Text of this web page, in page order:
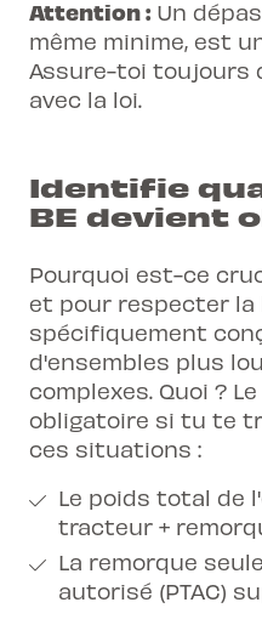
Attention : Un
même minime, est
Assure-toi toujours
avec la loi.
Identifie
BE devient
Pourquoi est-ce
et pour respecter la
spécifiquement
d'ensembles plus
complexes. Quoi ?
obligatoire si tu te
ces situations :
Le poids total de
tracteur +
La remorque
autorisé (PTAC)